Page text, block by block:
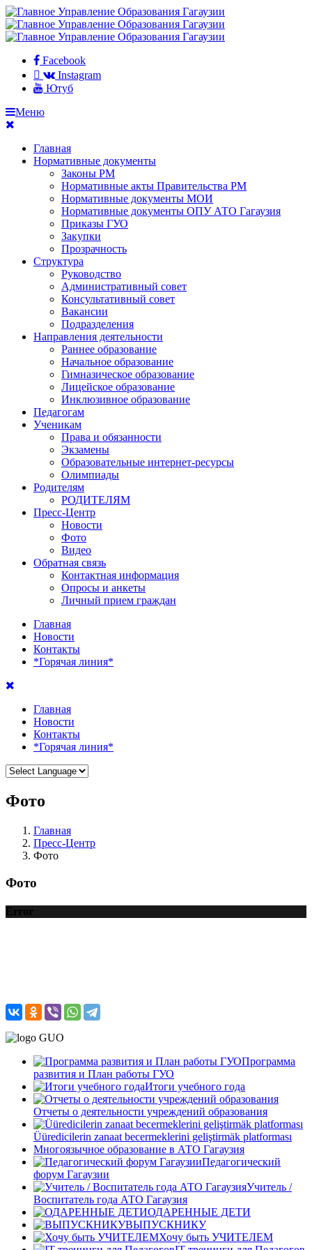
Facebook
Instagram
Ютуб
Меню
Главная
Нормативные документы
Законы РМ
Нормативные акты Правительства РМ
Нормативные документы МОИ
Нормативные документы ОПУ АТО Гагаузия
Приказы ГУО
Закупки
Прозрачность
Структура
Руководство
Административный совет
Консультативный совет
Вакансии
Подразделения
Направления деятельности
Раннее образование
Начальное образование
Гимназическое образование
Лицейское образование
Инклюзивное образование
Педагогам
Ученикам
Права и обязанности
Экзамены
Образовательные интернет-ресурсы
Олимпиады
Родителям
РОДИТЕЛЯМ
Пресс-Центр
Новости
Фото
Видео
Обратная связь
Контактная информация
Опросы и анкеты
Личный прием граждан
Главная
Новости
Контакты
*Горячая линия*
Главная
Новости
Контакты
*Горячая линия*
Фото
Главная
Пресс-Центр
Фото
Фото
Error
Программа
развития и План работы ГУО
Итоги учебного года
Отчеты о деятельности учреждений образования
Üüredicilerin zanaat becermeklerini geliştirmäk platforması
Многоязычное образование в АТО Гагаузия
Педагогический
форум Гагаузии
Учитель /
Воспитатель года АТО Гагаузия
ОДАРЕННЫЕ ДЕТИ
ВЫПУСКНИКУ
Хочу быть УЧИТЕЛЕМ